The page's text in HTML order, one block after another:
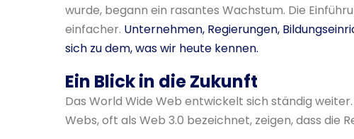
wurde, begann ein rasantes Wachstum. Die
einfacher. Unternehmen, Regierungen,
sich zu dem, was wir heute kennen.
Ein Blick in die Zukunft
Das World Wide Web entwickelt sich ständig
Webs, oft als Web 3.0 bezeichnet, zeigen, dass die